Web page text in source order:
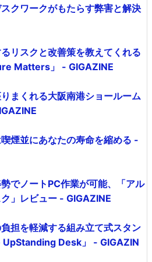
クワークがもたらす弊害と解決
リスクと改善策を教えてくれる
Matters」 - GIGAZINE
まくれる大阪南港ショールーム
煙並にあなたの寿命を縮める -
でノートPC作業が可能、「アル
」レビュー - GIGAZINE
担を軽減する組み立て式スタン
UpStanding Desk」 - GIGAZIN